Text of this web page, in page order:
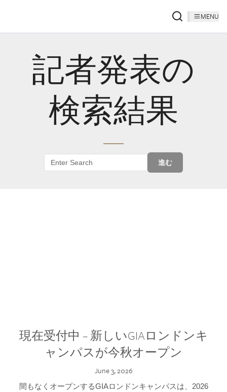
MENU
記者発表の
検索結果
進む
現在受付中 – 新しいGIAロンドンキ
ャンパスが今秋オープン
June 3, 2026
間もなくオープンするGIAロンドンキャンパスは、2026